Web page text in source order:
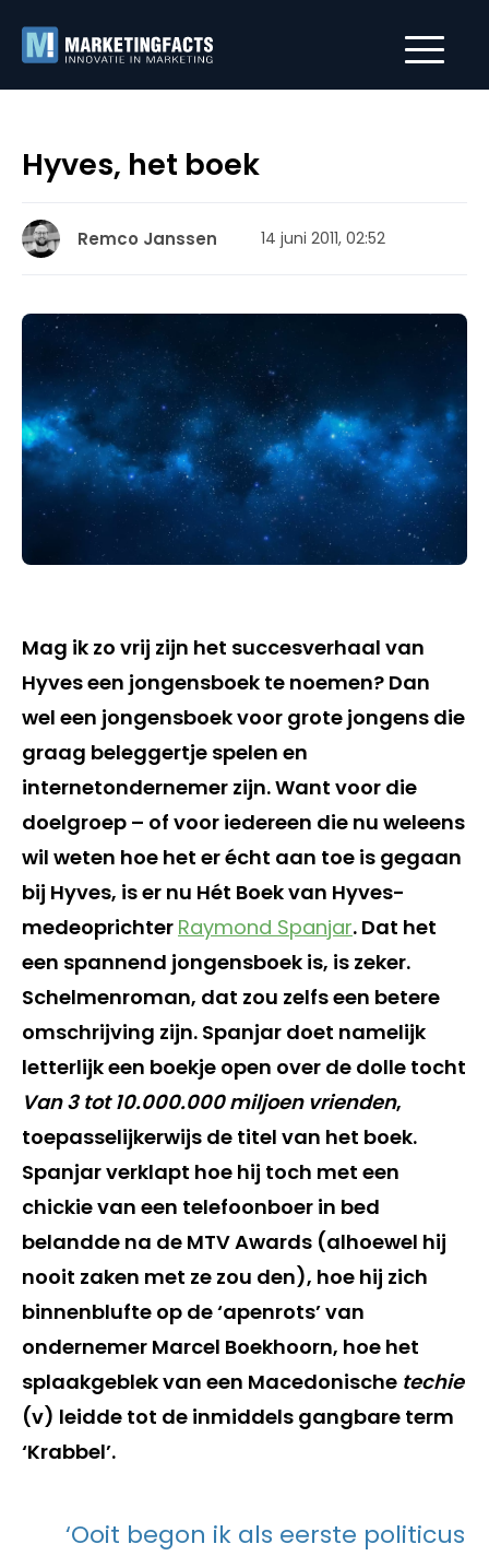
Hyves, het boek
Remco Janssen 14 juni 2011, 02:52
Mag ik zo vrij zijn het succesverhaal van
Hyves een jongensboek te noemen? Dan
wel een jongensboek voor grote jongens die
graag beleggertje spelen en
internetondernemer zijn. Want voor die
doelgroep – of voor iedereen die nu weleens
wil weten hoe het er écht aan toe is gegaan
bij Hyves, is er nu Hét Boek van Hyves-
medeoprichter Raymond Spanjar. Dat het
een spannend jongensboek is, is zeker.
Schelmenroman, dat zou zelfs een betere
omschrijving zijn. Spanjar doet namelijk
letterlijk een boekje open over de dolle tocht
Van 3 tot 10.000.000 miljoen vrienden,
toepasselijkerwijs de titel van het boek.
Spanjar verklapt hoe hij toch met een
chickie van een telefoonboer in bed
belandde na de MTV Awards (alhoewel hij
nooit zaken met ze zou den), hoe hij zich
binnenblufte op de ‘apenrots’ van
ondernemer Marcel Boekhoorn, hoe het
splaakgeblek van een Macedonische techie
(v) leidde tot de inmiddels gangbare term
‘Krabbel’.
‘Ooit begon ik als eerste politicus